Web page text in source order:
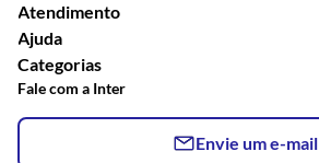
Atendimento
Ajuda
Categorias
Fale com a Inter
Envie um e-mail